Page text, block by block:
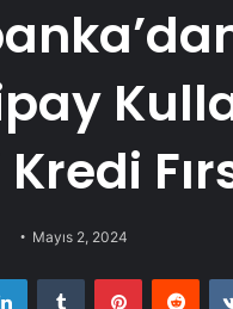
Mayıs 2, 2024
LinkedInTumblr Pinterest